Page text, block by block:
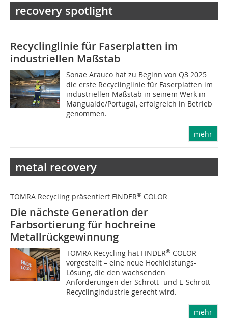
recovery spotlight
Recyclinglinie für Faserplatten im
industriellen Maßstab
Sonae Arauco hat zu Beginn von Q3 2025
die erste Recyclinglinie für Faserplatten im
industriellen Maßstab in seinem Werk in
Mangualde/Portugal, erfolgreich in Betrieb
genommen.
mehr
metal recovery
TOMRA Recycling präsentiert FINDER® COLOR
Die nächste Generation der
Farbsortierung für hochreine
Metallrückgewinnung
TOMRA Recycling hat FINDER® COLOR
vorgestellt – eine neue Hochleistungs-
Lösung, die den wachsenden
Anforderungen der Schrott- und E-Schrott-
Recyclingindustrie gerecht wird.
mehr